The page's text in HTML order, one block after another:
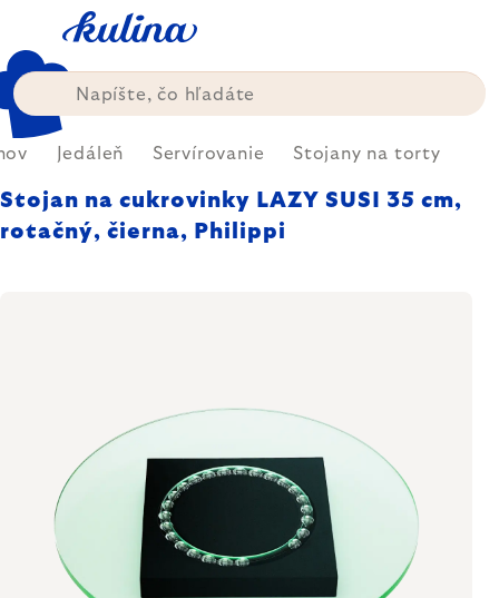
obsah
Jedáleň Servírovanie Stojany na torty
Stojan na cukrovinky LAZY SUSI 35 cm,
rotačný, čierna, Philippi